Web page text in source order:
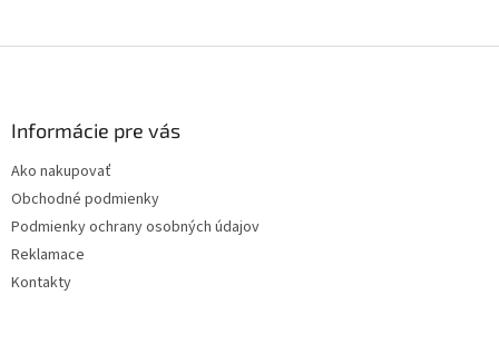
Informácie pre vás
Ako nakupovať
Obchodné podmienky
Podmienky ochrany osobných údajov
Reklamace
Kontakty